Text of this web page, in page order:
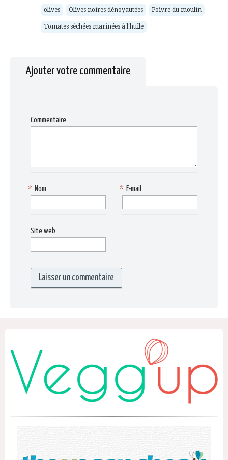
olives Olives noires dénoyautées Poivre du moulin
Tomates séchées marinées à l'huile
Ajouter votre commentaire
Commentaire
Nom
* E-mail
*
Site web